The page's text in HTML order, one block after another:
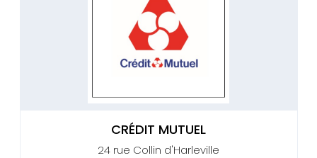
CRÉDIT MUTUEL
24 rue Collin d'Harleville